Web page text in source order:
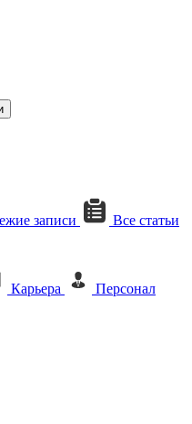
записи Все статьи
Карьера
Персонал